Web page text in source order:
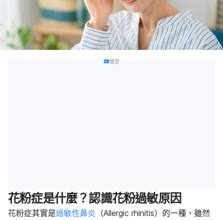
廣告
花粉症是什麼？認識花粉過敏原因
花粉症其實是過敏性鼻炎 （Allergic rhinitis）的一種，雖然